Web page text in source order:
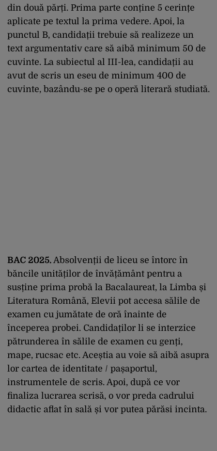
din două părți. Prima parte conține 5 cerințe
aplicate pe textul la prima vedere. Apoi, la
punctul B, candidații trebuie să realizeze un
text argumentativ care să aibă minimum 50 de
cuvinte. La subiectul al III-lea, candidații au
avut de scris un eseu de minimum 400 de
cuvinte, bazându-se pe o operă literară studiată.
BAC 2025. Absolvenții de liceu se întorc în
băncile unităților de învățământ pentru a
susține prima probă la Bacalaureat, la Limba și
Literatura Română, Elevii pot accesa sălile de
examen cu jumătate de oră înainte de
începerea probei. Candidaților li se interzice
pătrunderea în sălile de examen cu genți,
mape, rucsac etc. Aceștia au voie să aibă asupra
lor cartea de identitate / pașaportul,
instrumentele de scris. Apoi, după ce vor
finaliza lucrarea scrisă, o vor preda cadrului
didactic aflat în sală și vor putea părăsi incinta.